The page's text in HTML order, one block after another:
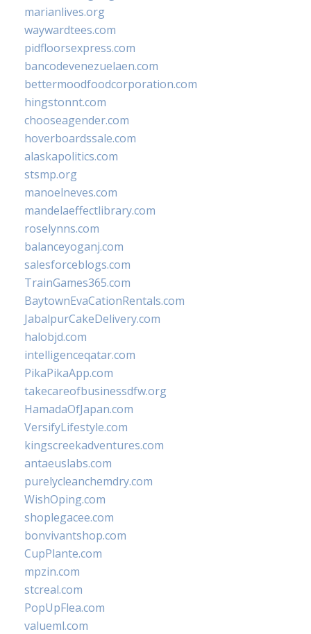
marianlives.org
waywardtees.com
pidfloorsexpress.com
bancodevenezuelaen.com
bettermoodfoodcorporation.com
hingstonnt.com
chooseagender.com
hoverboardssale.com
alaskapolitics.com
stsmp.org
manoelneves.com
mandelaeffectlibrary.com
roselynns.com
balanceyoganj.com
salesforceblogs.com
TrainGames365.com
BaytownEvaCationRentals.com
JabalpurCakeDelivery.com
halobjd.com
intelligenceqatar.com
PikaPikaApp.com
takecareofbusinessdfw.org
HamadaOfJapan.com
VersifyLifestyle.com
kingscreekadventures.com
antaeuslabs.com
purelycleanchemdry.com
WishOping.com
shoplegacee.com
bonvivantshop.com
CupPlante.com
mpzin.com
stcreal.com
PopUpFlea.com
valueml.com